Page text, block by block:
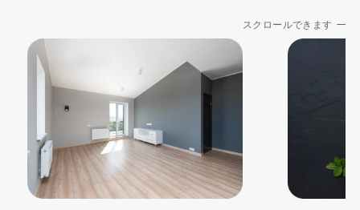
スクロールできます